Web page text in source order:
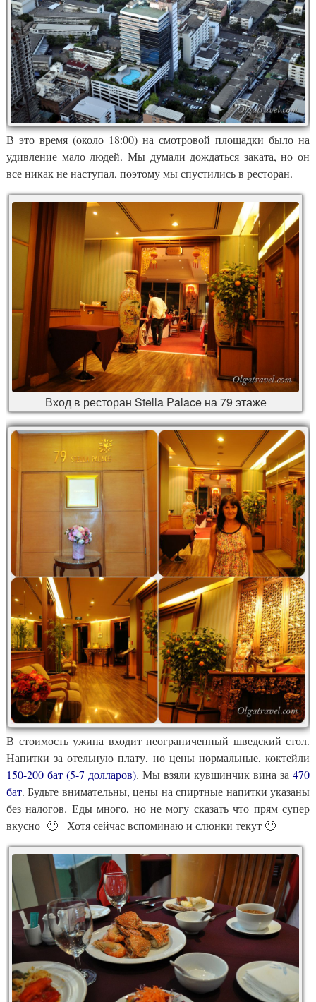
В это время (около 18:00) на смотровой площадки было на
удивление мало людей. Мы думали дождаться заката, но он
все никак не наступал, поэтому мы спустились в ресторан.
Вход в ресторан Stella Palace на 79 этаже
В стоимость ужина входит неограниченный шведский стол.
Напитки за отельную плату, но цены нормальные, коктейли
150-200 бат (5-7 долларов). Мы взяли кувшинчик вина за 470
бат. Будьте внимательны, цены на спиртные напитки указаны
без налогов. Еды много, но не могу сказать что прям супер
вкусно 🙂 Хотя сейчас вспоминаю и слюнки текут 🙂